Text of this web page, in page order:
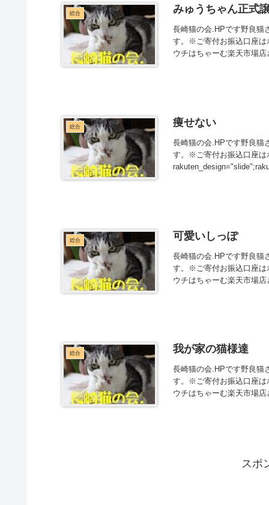
総合 みゅうちゃん正式
長崎猫の会.HPです野良猫
す。※ご寄付お振込口座は
ウチはちゃーむ楽天市場
総合 痩せない
長崎猫の会.HPです野良猫
す。※ご寄付お振込口座は
総合 可愛いしっぽ
長崎猫の会.HPです野良猫
す。※ご寄付お振込口座は
ウチはちゃーむ楽天市場
総合 我が家の猫様達
長崎猫の会.HPです野良猫
す。※ご寄付お振込口座は
ウチはちゃーむ楽天市場
スポ